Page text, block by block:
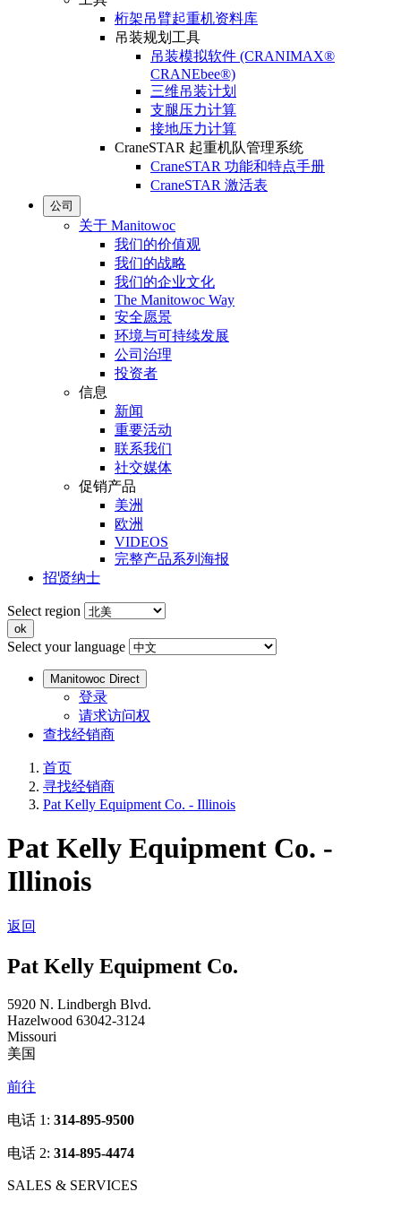
桁架吊臂起重机资料库
吊装规划工具
吊装模拟软件 (CRANIMAX®
CRANEbee®)
三维吊装计划
支腿压力计算
接地压力计算
CraneSTAR 起重机队管理系统
CraneSTAR 功能和特点手册
CraneSTAR 激活表
公司
关于 Manitowoc
我们的价值观
我们的战略
我们的企业文化
The Manitowoc Way
安全愿景
环境与可持续发展
公司治理
投资者
信息
新闻
重要活动
联系我们
社交媒体
促销产品
美洲
欧洲
VIDEOS
完整产品系列海报
招贤纳士
Select region
Select your language
Manitowoc Direct
登录
请求访问权
查找经销商
首页
寻找经销商
Pat Kelly Equipment Co. - Illinois
Pat Kelly Equipment Co. -
Illinois
返回
Pat Kelly Equipment Co.
5920 N. Lindbergh Blvd.
Hazelwood 63042-3124
Missouri
美国
前往
电话 1: 314-895-9500
电话 2: 314-895-4474
SALES & SERVICES